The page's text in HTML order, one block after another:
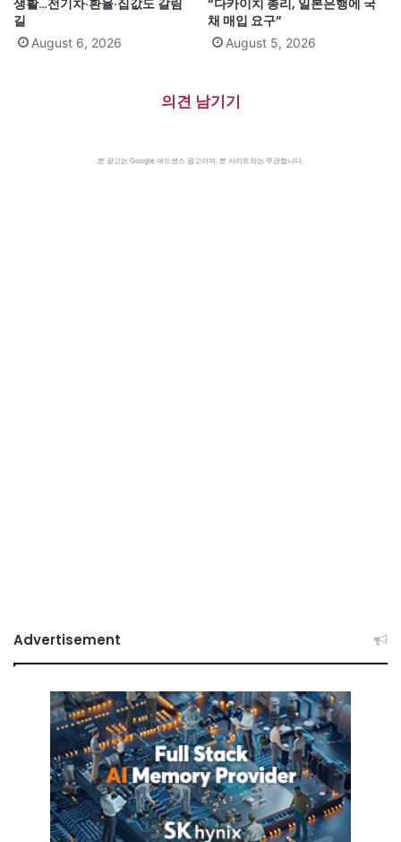
길
August 6, 2026
채 매입 요구”
August 5, 2026
의견 남기기
본 광고는 Google 애드센스 광고이며, 본 사이트와는 무관합니다.
Advertisement